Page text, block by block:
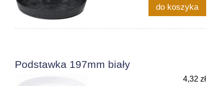
do koszyka
Podstawka 197mm biały
4,32 zł